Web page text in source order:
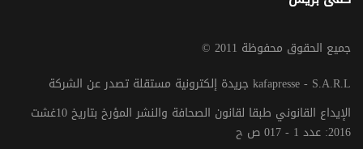
© جميع الحقوق محفوظة 2011
جريدة إلكترونية مستقلة تصدر عن الشركة kafapresse - S.A.R.L
الإيداع القانوني طبقا لقانون الصحافة والنشر المؤرخ بتاريخ 10غشت
2016: عدد 1 - 017 ص ح